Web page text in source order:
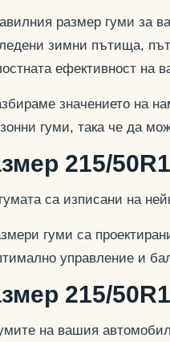
размер гуми за
зимни пътища,
ефективност на
значението на
гуми, така че да
215/
са изписани на
гуми са
управление и
215/
на вашия